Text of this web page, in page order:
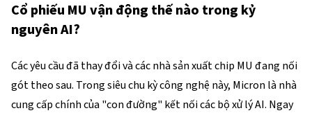
Cổ phiếu MU vận động thế nào trong kỷ
nguyên AI?
Các yêu cầu đã thay đổi và các nhà sản xuất chip MU đang nối
gót theo sau. Trong siêu chu kỳ công nghệ này, Micron là nhà
cung cấp chính của "con đường" kết nối các bộ xử lý AI. Ngay